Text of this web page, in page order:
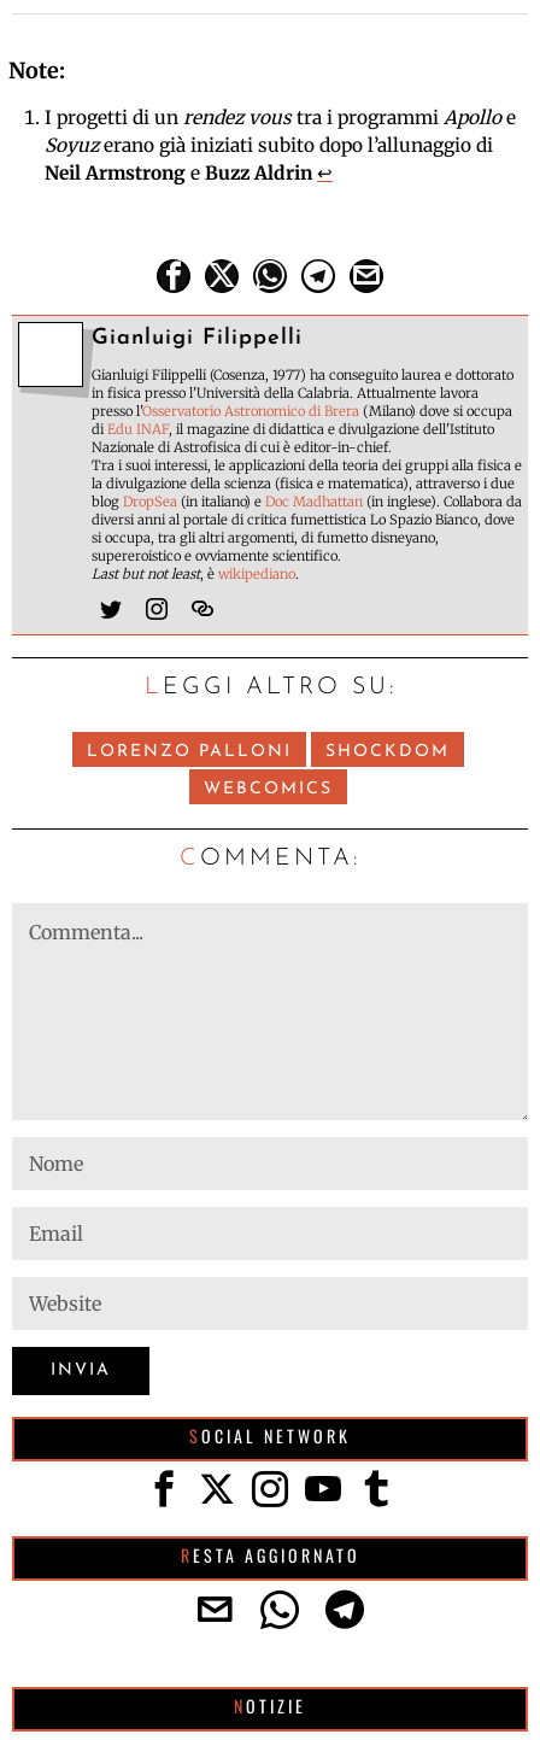
I progetti di un rendez voustra i programmi Apolloe
Soyuzerano già iniziati subito dopo l’allunaggio di
Neil Armstronge Buzz Aldrin ↩
Gianluigi Filippelli
Gianluigi Filippelli (Cosenza, 1977) ha conseguito laurea e dottorato
in fisica presso l'Università della Calabria. Attualmente lavora
presso l'Osservatorio Astronomico di Brera (Milano) dove si occupa
diEdu INAF, il magazine di didattica e divulgazione dell'Istituto
Nazionale di Astrofisica di cui è editor-in-chief.
Tra i suoi interessi, le applicazioni della teoria dei gruppi alla fisica e
la divulgazione della scienza (fisica e matematica), attraverso i due
blog DropSea (in italiano) e Doc Madhattan (in inglese). Collabora da
diversi anni al portale di critica fumettistica Lo Spazio Bianco, dove
si occupa, tra gli altri argomenti, di fumetto disneyano,
supereroistico e ovviamente scientifico.
Last but not least, è wikipediano.
LEGGI ALTRO SU:
LORENZO PALLONI SHOCKDOM
WEBCOMICS
C OMMENTA:
SOCIAL NETWORK
RESTA AGGIORNATO
NOTIZIE